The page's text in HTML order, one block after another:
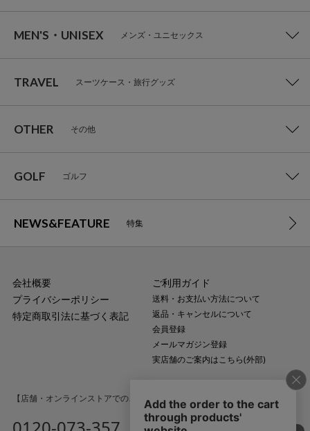
MEN'S・UNISEX メンズ・ユニセックス
TRAVEL スーツケース・旅行グッズ
OTHER その他
GOLF ゴルフ
NEWS&FEATURE 特集
会社概要
プライバシーポリシー
特定商取引法に基づく表記
ご利用ガイド
送料・お支払い方法について
返品・キャンセルについて
会員登録
メールマガジン登録
実店舗のご案内はこちら(外部)
【店舗・オンラインストアでのご購入に関するお問い合わせ】
MAIL